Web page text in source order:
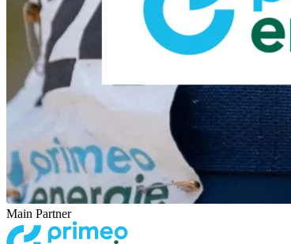
Main Partner